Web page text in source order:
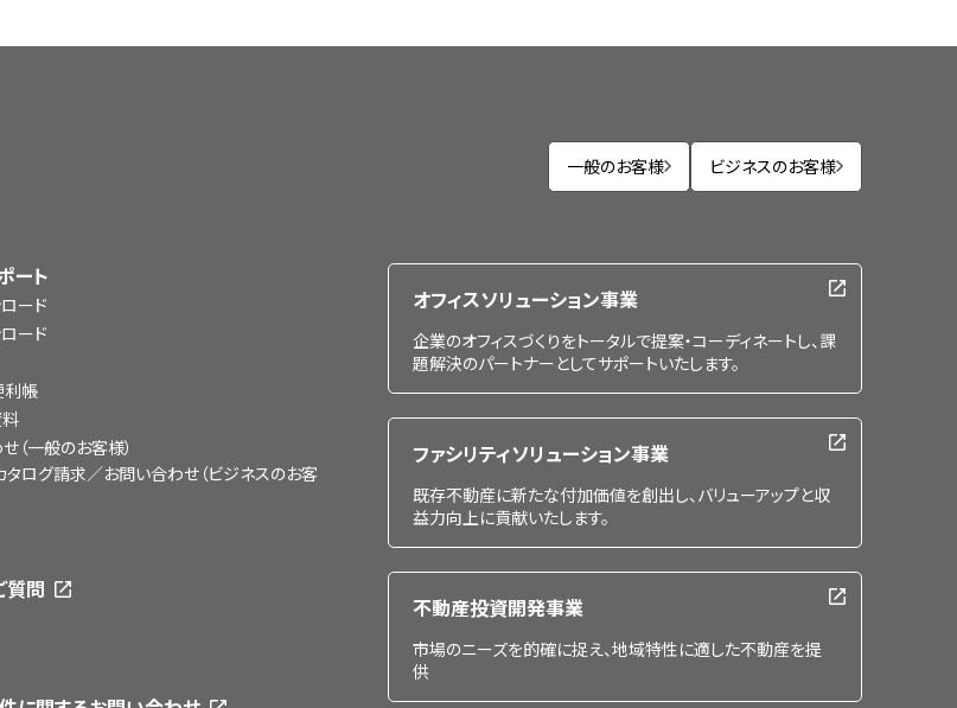
一般のお客様 ビジネスのお客様
ート
ード
ード
利帳
料
（一般のお客様）
タログ請求／お問い合わせ（ビジネスのお客
質問
オフィスソリューション事業
企業のオフィスづくりをトータルで提案・コーディネートし、課
題解決のパートナーとしてサポートいたします。
ファシリティソリューション事業
既存不動産に新たな付加価値を創出し、バリューアップと収
益力向上に貢献いたします。
不動産投資開発事業
市場のニーズを的確に捉え、地域特性に適した不動産を提
供